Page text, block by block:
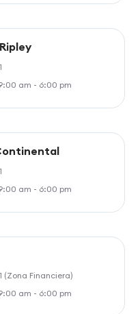
am - 6:00 pm
am - 6:00 pm
(Zona Financiera)
am - 6:00 pm